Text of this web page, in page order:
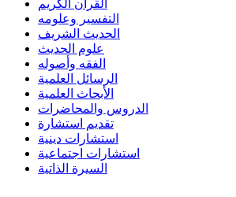
القرآن الكريم
التفسير وعلومه
الحديث الشريف
علوم الحديث
الفقه وأصوله
الرسائل العلمية
الأبحاث العلمية
الدروس والمحاضرات
تقديم استشارة
استشارات دينية
استشارات اجتماعية
السيرة الذاتية